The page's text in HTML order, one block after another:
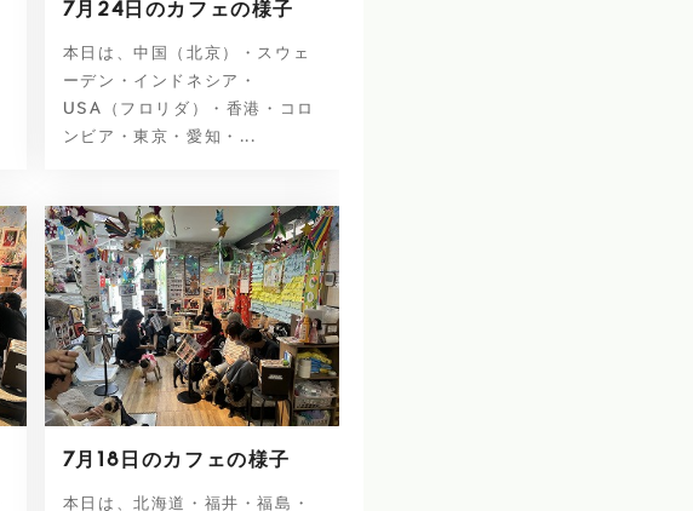
7月24日のカフェの様子
本日は、中国（北京）・スウェ
ーデン・インドネシア・
USA（フロリダ）・香港・コロ
ンビア・東京・愛知・...
7月18日のカフェの様子
本日は、北海道・福井・福島・